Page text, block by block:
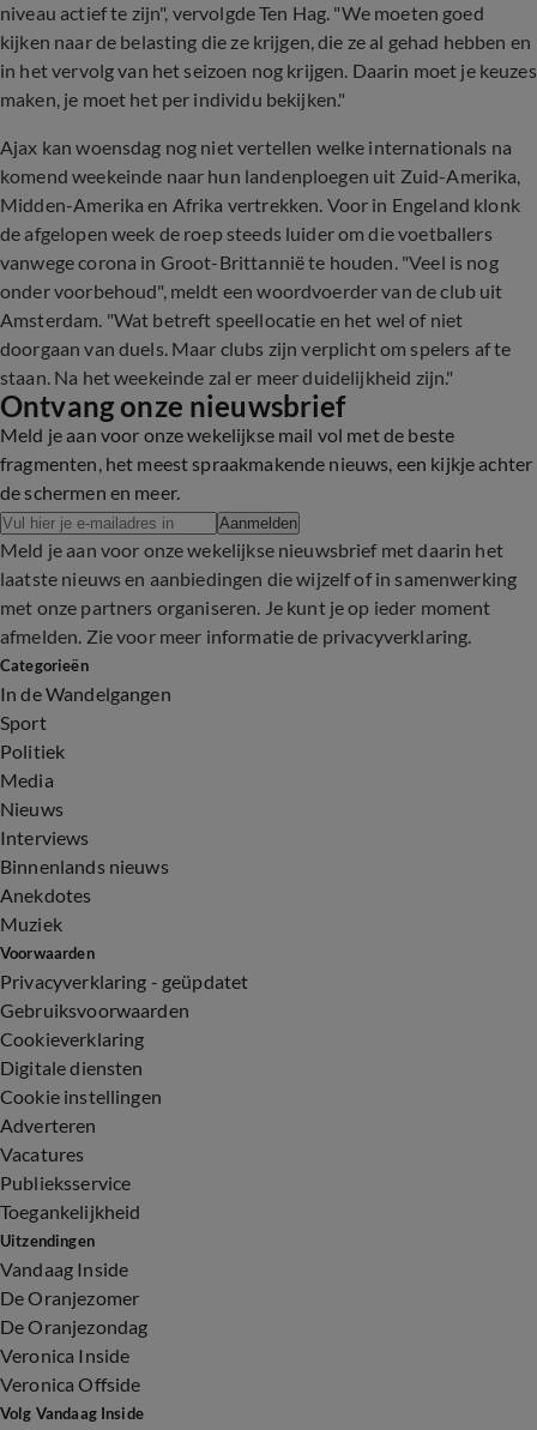
niveau actief te zijn", vervolgde Ten Hag. "We moeten goed
kijken naar de belasting die ze krijgen, die ze al gehad hebben en
in het vervolg van het seizoen nog krijgen. Daarin moet je keuzes
maken, je moet het per individu bekijken."
Ajax kan woensdag nog niet vertellen welke internationals na
komend weekeinde naar hun landenploegen uit Zuid-Amerika,
Midden-Amerika en Afrika vertrekken. Voor in Engeland klonk
de afgelopen week de roep steeds luider om die voetballers
vanwege corona in Groot-Brittannië te houden. "Veel is nog
onder voorbehoud", meldt een woordvoerder van de club uit
Amsterdam. "Wat betreft speellocatie en het wel of niet
doorgaan van duels. Maar clubs zijn verplicht om spelers af te
staan. Na het weekeinde zal er meer duidelijkheid zijn."
Ontvang onze nieuwsbrief
Meld je aan voor onze wekelijkse mail vol met de beste
fragmenten, het meest spraakmakende nieuws, een kijkje achter
de schermen en meer.
Aanmelden
Meld je aan voor onze wekelijkse nieuwsbrief met daarin het
laatste nieuws en aanbiedingen die wijzelf of in samenwerking
met onze partners organiseren. Je kunt je op ieder moment
afmelden. Zie voor meer informatie de privacyverklaring.
Categorieën
In de Wandelgangen
Sport
Politiek
Media
Nieuws
Interviews
Binnenlands nieuws
Anekdotes
Muziek
Voorwaarden
Privacyverklaring - geüpdatet
Gebruiksvoorwaarden
Cookieverklaring
Digitale diensten
Cookie instellingen
Adverteren
Vacatures
Publieksservice
Toegankelijkheid
Uitzendingen
Vandaag Inside
De Oranjezomer
De Oranjezondag
Veronica Inside
Veronica Offside
Volg Vandaag Inside